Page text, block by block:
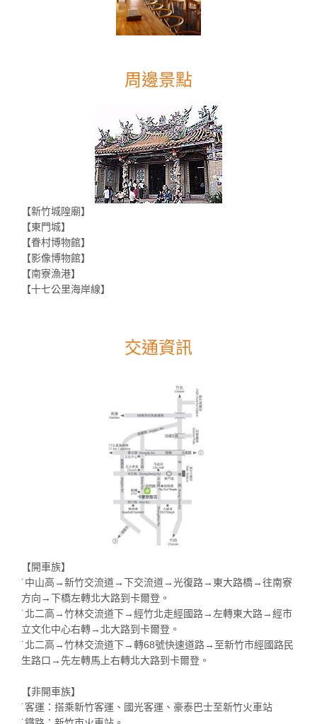
周邊景點
【新竹城隍廟】
【東門城】
【眷村博物館】
【影像博物館】
【南寮漁港】
【十七公里海岸線】
交通資訊
【開車族】
˙中山高→新竹交流道→下交流道→光復路→東大路橋→往南寮
方向→下橋左轉北大路到卡爾登。
˙北二高→竹林交流道下→經竹北走經國路→左轉東大路→經市
立文化中心右轉→北大路到卡爾登。
˙北二高→竹林交流道下→轉68號快速道路→至新竹市經國路民
生路口→先左轉馬上右轉北大路到卡爾登。
【非開車族】
˙客運：搭乘新竹客運、國光客運、豪泰巴士至新竹火車站